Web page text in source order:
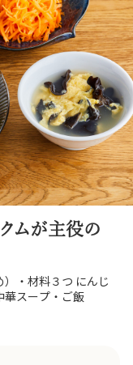
ムが主役の
・材料３つ にんじ
華スープ・ご飯